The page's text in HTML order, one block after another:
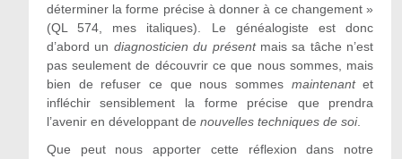
déterminer la forme précise à donner à ce changement »
(QL 574, mes italiques). Le généalogiste est donc
d’abord un diagnosticien du présentmais sa tâche n’est
pas seulement de découvrir ce que nous sommes, mais
bien de refuser ce que nous sommes maintenantet
infléchir sensiblement la forme précise que prendra
l’avenir en développant de nouvelles techniques de soi.
Que peut nous apporter cette réflexion dans notre